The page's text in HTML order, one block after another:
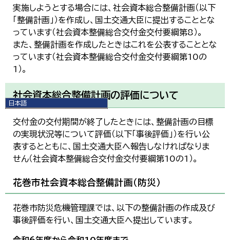
日本語
English
한국어
简体中文
繁體中文
実施しようとする場合には、社会資本総合整備計画（以下
「整備計画」）を作成し、国土交通大臣に提出することとな
っています（社会資本整備総合交付金交付要綱第8）。
また、整備計画を作成したときはこれを公表することとな
っています（社会資本整備総合交付金交付要綱第10の
1）。
社会資本総合整備計画の評価について
交付金の交付期間が終了したときには、整備計画の目標
の実現状況等について評価（以下「事後評価」）を行い公
表するとともに、国土交通大臣へ報告しなければなりま
せん（社会資本整備総合交付金交付要綱第10の1）。
花巻市社会資本総合整備計画（防災）
花巻市防災危機管理課では、以下の整備計画の作成及び
事後評価を行い、国土交通大臣へ提出しています。